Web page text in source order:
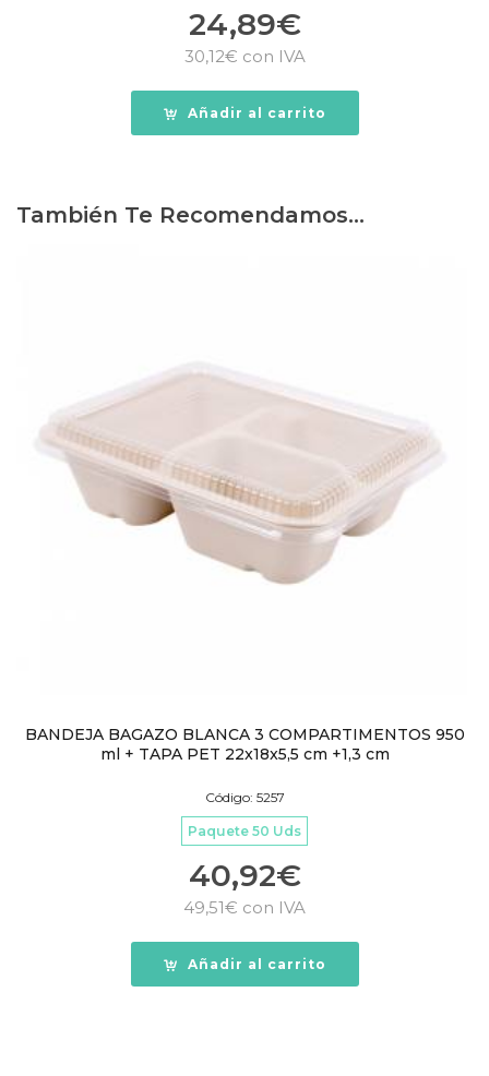
24,89€
30,12€ con IVA
Añadir al carrito
También Te Recomendamos…
BANDEJA BAGAZO BLANCA 3 COMPARTIMENTOS 950
ml + TAPA PET 22x18x5,5 cm +1,3 cm
Código: 5257
Paquete 50 Uds
40,92€
49,51€ con IVA
Añadir al carrito